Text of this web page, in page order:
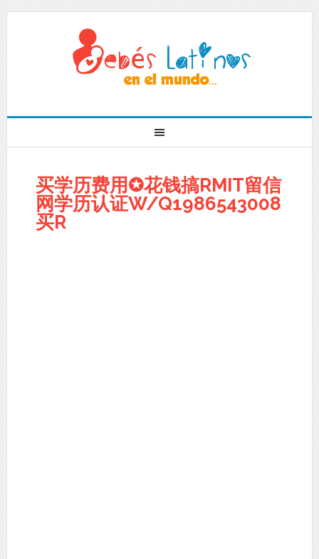
买学历费用✪花钱搞RMIT留信
网学历认证W/Q1986543008
买R